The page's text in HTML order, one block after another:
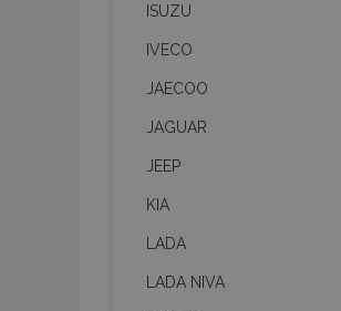
ISUZU
IVECO
JAECOO
JAGUAR
JEEP
KIA
LADA
LADA NIVA